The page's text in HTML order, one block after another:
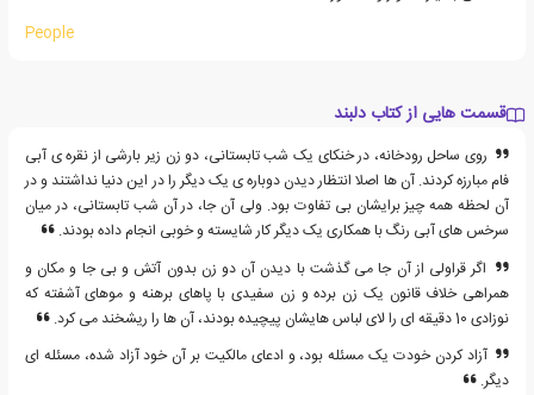
People
قسمت هایی از کتاب دلبند
روی ساحل رودخانه، در خنکای یک شب تابستانی، دو زن زیر بارشی از نقره ی آبی
فام مبارزه کردند. آن ها اصلا انتظار دیدن دوباره ی یک دیگر را در این دنیا نداشتند و در
آن لحظه همه چیز برایشان بی تفاوت بود. ولی آن جا، در آن شب تابستانی، در میان
سرخس های آبی رنگ با همکاری یک دیگر کار شایسته و خوبی انجام داده بودند.
اگر قراولی از آن جا می گذشت با دیدن آن دو زن بدون آتش و بی جا و مکان و
همراهی خلاف قانون یک زن برده و زن سفیدی با پاهای برهنه و موهای آشفته که
نوزادی 10 دقیقه ای را لای لباس هایشان پیچیده بودند، آن ها را ریشخند می کرد.
آزاد کردن خودت یک مسئله بود، و ادعای مالکیت بر آن خود آزاد شده، مسئله ای
دیگر.